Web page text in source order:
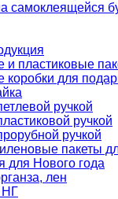
самоклеящейся
и пластиковые
коробки для
ручкой
ручкой
ручкой
пакеты
для Нового года
лен
НГ